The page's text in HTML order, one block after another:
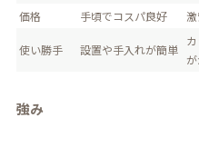
価格
手頃でコスパ良好
使い勝手 設置や手入れが簡単
強み